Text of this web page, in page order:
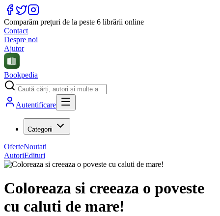
Comparăm prețuri de la peste 6 librării online
Contact
Despre noi
Ajutor
Bookpedia
Autentificare
Categorii
OferteNoutati
AutoriEdituri
Coloreaza si creeaza o poveste
cu caluti de mare!